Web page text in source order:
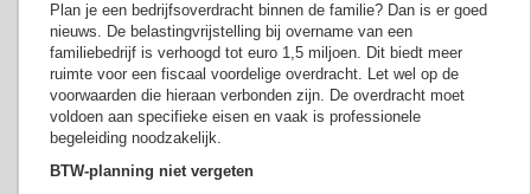
Plan je een bedrijfsoverdracht binnen de familie? Dan is er goed
nieuws. De belastingvrijstelling bij overname van een
familiebedrijf is verhoogd tot euro 1,5 miljoen. Dit biedt meer
ruimte voor een fiscaal voordelige overdracht. Let wel op de
voorwaarden die hieraan verbonden zijn. De overdracht moet
voldoen aan specifieke eisen en vaak is professionele
begeleiding noodzakelijk.
BTW-planning niet vergeten